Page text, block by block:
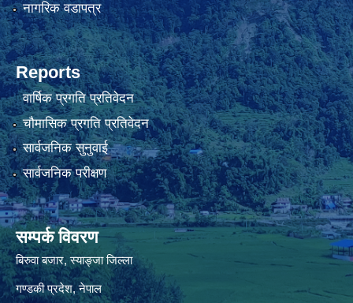
नागरिक वडापत्र
Reports
वार्षिक प्रगति प्रतिवेदन
चौमासिक प्रगति प्रतिवेदन
सार्वजनिक सुनुवाई
सार्वजनिक परीक्षण
सम्पर्क विवरण
बिरुवा बजार, स्याङ्जा जिल्ला
गण्डकी प्रदेश, नेपाल